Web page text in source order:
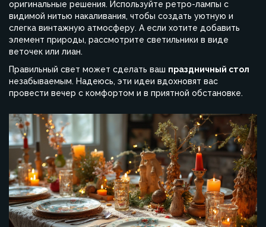
оригинальные решения. Используйте ретро-лампы с
видимой нитью накаливания, чтобы создать уютную и
слегка винтажную атмосферу. А если хотите добавить
элемент природы, рассмотрите светильники в виде
веточек или лиан.
Правильный свет может сделать ваш праздничный стол
незабываемым. Надеюсь, эти идеи вдохновят вас
провести вечер с комфортом и в приятной обстановке.